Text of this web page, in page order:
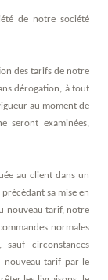
de notre société
des tarifs de notre
dérogation, à tout
au moment de
seront examinées,
au client dans un
sa mise en
nouveau tarif, notre
normales
sauf circonstances
nouveau tarif par le